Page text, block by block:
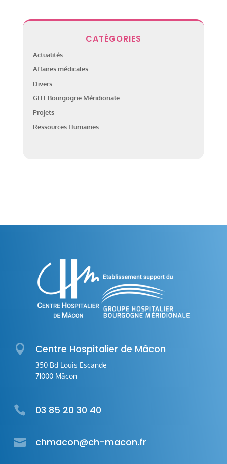
CATÉGORIES
Actualités
Affaires médicales
Divers
GHT Bourgogne Méridionale
Projets
Ressources Humaines
 Centre Hospitalier de Mâcon
350 Bd Louis Escande
71000 Mâcon
 03 85 20 30 40
 chmacon@ch-macon.fr